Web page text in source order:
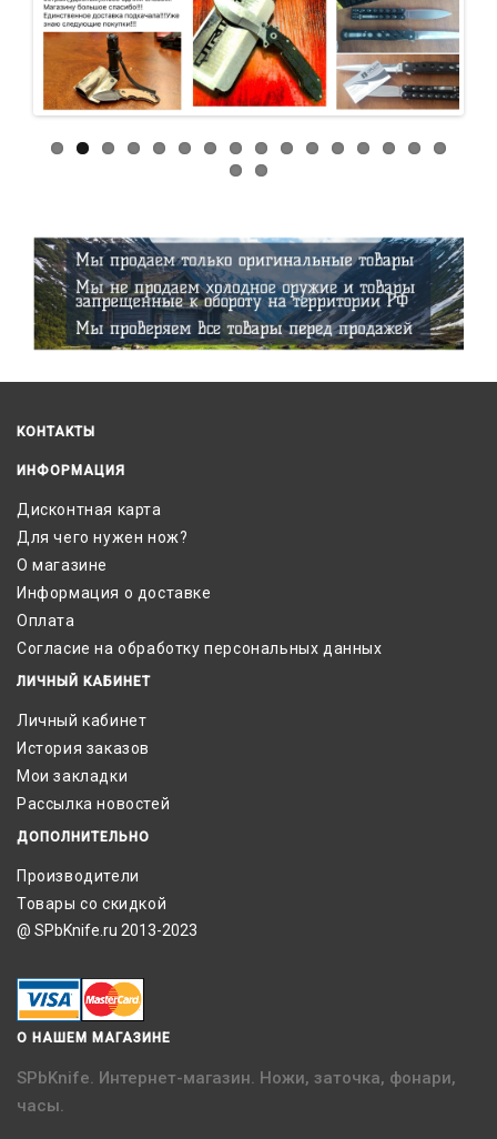
КОНТАКТЫ
ИНФОРМАЦИЯ
Дисконтная карта
Для чего нужен нож?
О магазине
Информация о доставке
Оплата
Согласие на обработку персональных данных
ЛИЧНЫЙ КАБИНЕТ
Личный кабинет
История заказов
Мои закладки
Рассылка новостей
ДОПОЛНИТЕЛЬНО
Производители
Товары со скидкой
@ SPbKnife.ru 2013-2023
О НАШЕМ МАГАЗИНЕ
SPbKnife. Интернет-магазин. Ножи, заточка, фонари,
часы.